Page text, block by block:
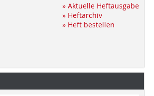
» Aktuelle Heftausgabe
» Heftarchiv
» Heft bestellen